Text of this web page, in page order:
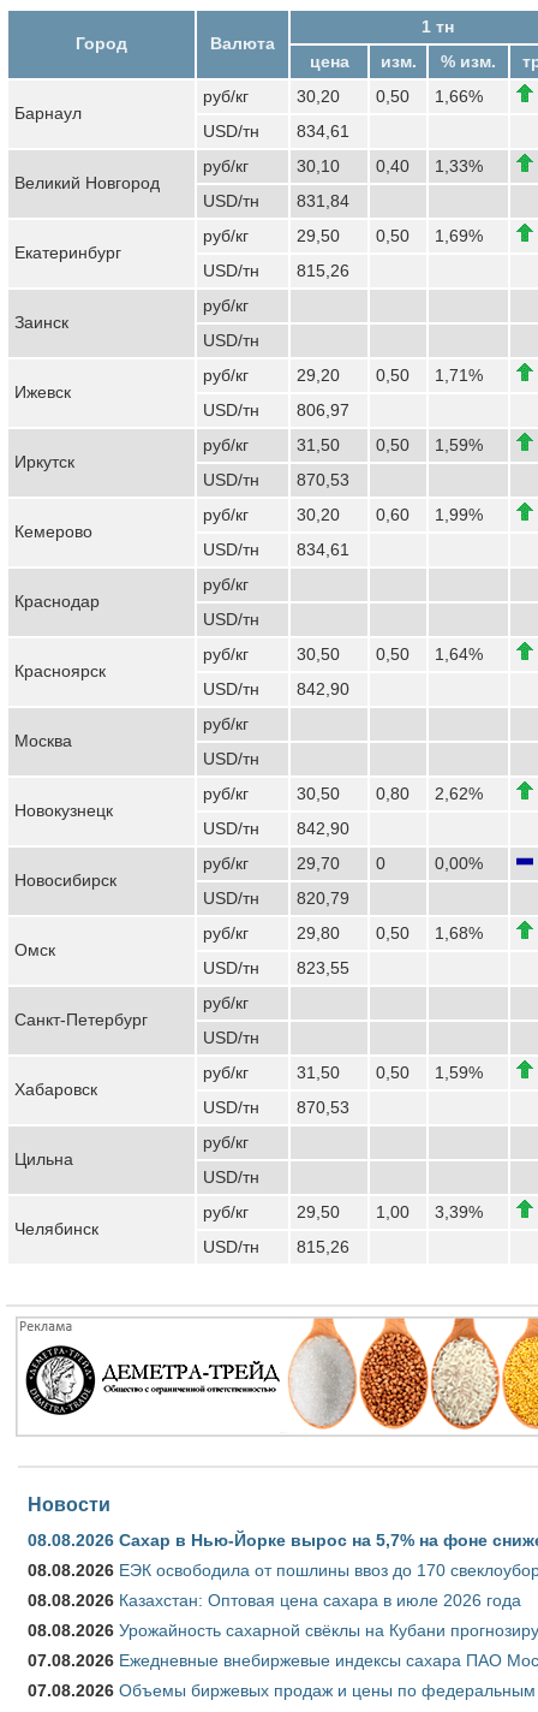
Город Валюта
1 тн
цена
изм. % изм.
Барнаул
руб/кг 30,20 0,50
1,66%
USD/тн
834,61
Великий Новгород
руб/кг 30,10 0,40
1,33%
USD/тн
831,84
Екатеринбург
руб/кг 29,50 0,50
1,69%
USD/тн
815,26
Заинск
руб/кг
USD/тн
Ижевск
руб/кг 29,20 0,50
1,71%
USD/тн
806,97
Иркутск
руб/кг 31,50 0,50
1,59%
USD/тн
870,53
Кемерово
руб/кг 30,20 0,60
1,99%
USD/тн
834,61
Краснодар
руб/кг
USD/тн
Красноярск
руб/кг 30,50 0,50
1,64%
USD/тн
842,90
Москва
руб/кг
USD/тн
Новокузнецк
руб/кг 30,50 0,80
2,62%
USD/тн
842,90
Новосибирск
руб/кг 29,70 0
0,00%
USD/тн
820,79
Омск
руб/кг 29,80 0,50
1,68%
USD/тн
823,55
Санкт-Петербург
руб/кг
USD/тн
Хабаровск
руб/кг 31,50 0,50
1,59%
USD/тн
870,53
Цильна
руб/кг
USD/тн
Челябинск
руб/кг 29,50 1,00
3,39%
USD/тн
815,26
Новости
08.08.2026 Сахар в Нью-Йорке вырос на 5,7% на фоне
08.08.2026 ЕЭК освободила от пошлины ввоз до 170
08.08.2026 Казахстан: Оптовая цена сахара в июле 2026 года
08.08.2026 Урожайность сахарной свёклы на Кубани
07.08.2026 Ежедневные внебиржевые индексы сахара ПАО
07.08.2026 Объемы биржевых продаж и цены по федеральным